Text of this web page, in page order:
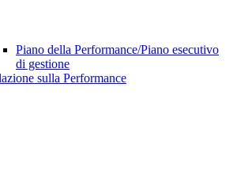
Piano della Performance/Piano esecutivo
di gestione
sulla Performance